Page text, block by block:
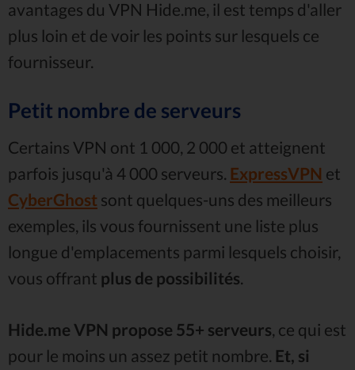
avantages du VPN Hide.me, il est temps d'aller
plus loin et de voir les points sur lesquels ce
fournisseur.
Petit nombre de serveurs
Certains VPN ont 1 000, 2 000 et atteignent
parfois jusqu'à 4 000 serveurs. ExpressVPN et
CyberGhost sont quelques-uns des meilleurs
exemples, ils vous fournissent une liste plus
longue d'emplacements parmi lesquels choisir,
vous offrant plus de possibilités.
Hide.me VPN propose 55+ serveurs , ce qui est
pour le moins un assez petit nombre. Et, si